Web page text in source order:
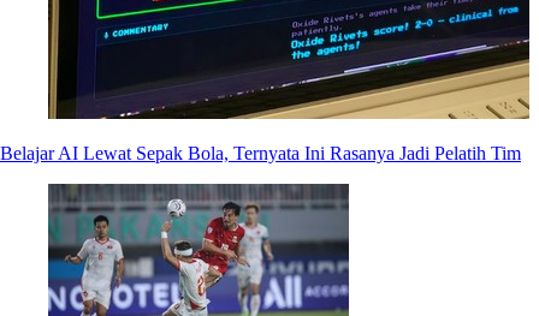
Belajar AI Lewat Sepak Bola, Ternyata Ini Rasanya Jadi Pelatih Tim